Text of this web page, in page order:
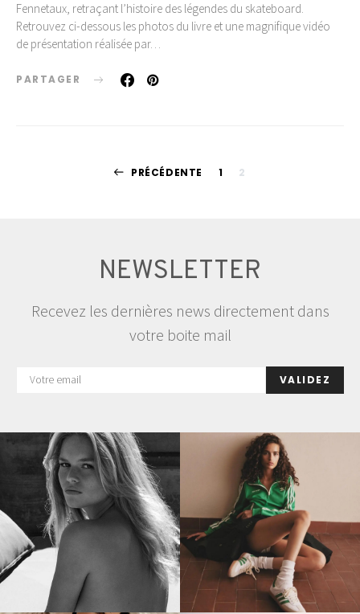
Fennetaux, retraçant l’histoire des légendes du skateboard.
Retrouvez ci-dessous les photos du livre et une magnifique vidéo
de présentation réalisée par…
PARTAGER
Pagination
PRÉCÉDENTE 1 2
NEWSLETTER
Recevez les dernières news directement dans
votre boite mail
VALIDEZ